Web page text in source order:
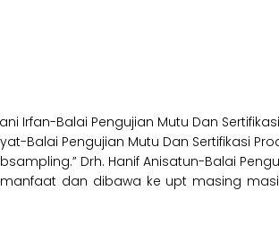
Irfan-Balai Pengujian Mutu Dan
Balai Pengujian Mutu Dan Sertifikasi
Drh. Hanif Anisatun-Balai
dan dibawa ke upt masing